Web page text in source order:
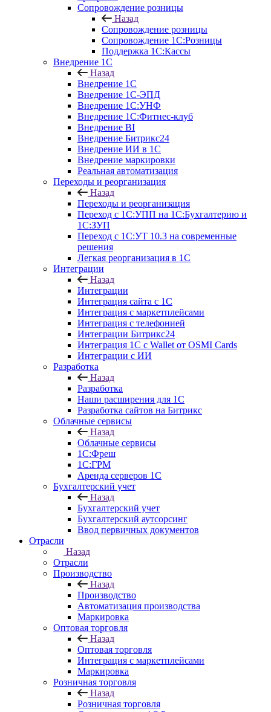
Сопровождение розницы
Назад
Сопровождение розницы
Сопровождение 1С:Розницы
Поддержка 1С:Кассы
Внедрение 1С
Назад
Внедрение 1С
Внедрение 1С-ЭПД
Внедрение 1С:УНФ
Внедрение 1С:Фитнес-клуб
Внедрение BI
Внедрение Битрикс24
Внедрение ИИ в 1С
Внедрение маркировки
Реальная автоматизация
Переходы и реорганизация
Назад
Переходы и реорганизация
Переход с 1С:УПП на 1С:Бухгалтерию и
1С:ЗУП
Переход с 1С:УТ 10.3 на современные
решения
Легкая реорганизация в 1С
Интеграции
Назад
Интеграции
Интеграция сайта с 1С
Интеграция с маркетплейсами
Интеграция с телефонией
Интеграции Битрикс24
Интеграция 1С с Wallet от OSMI Cards
Интеграции с ИИ
Разработка
Назад
Разработка
Наши расширения для 1С
Разработка сайтов на Битрикс
Облачные сервисы
Назад
Облачные сервисы
1С:Фреш
1С:ГРМ
Аренда серверов 1С
Бухгалтерский учет
Назад
Бухгалтерский учет
Бухгалтерский аутсорсинг
Ввод первичных документов
Отрасли
Назад
Отрасли
Производство
Назад
Производство
Автоматизация производства
Маркировка
Оптовая торговля
Назад
Оптовая торговля
Интеграция с маркетплейсами
Маркировка
Розничная торговля
Назад
Розничная торговля